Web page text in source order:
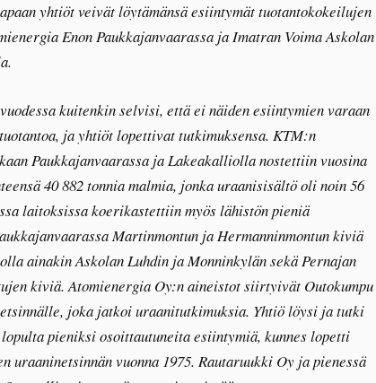
yhtiöt veivät löytämänsä esiintymät tuotantokokeilujen
Enon Paukkajanvaarassa ja Imatran Voima Askolan
kuitenkin selvisi, että ei näiden esiintymien varaan
ja yhtiöt lopettivat tutkimuksensa. KTM:n
Paukkajanvaarassa ja Lakeakalliolla nostettiin vuosina
40 882 tonnia malmia, jonka uraanisisältö oli noin 56
laitoksissa koerikastettiin myös lähistön pieniä
Martinmontun ja Hermanninmontun kiviä
ainakin Askolan Luhdin ja Monninkylän sekä Pernajan
kiviä. Atomienergia Oy:n aineistot siirtyivät Outokumpu
joka jatkoi uraanitutkimuksia. Yhtiö löysi ja tutki
pieniksi osoittautuneita esiintymiä, kunnes lopetti
uraaninetsinnän vuonna 1975. Rautaruukki Oy ja pienessä